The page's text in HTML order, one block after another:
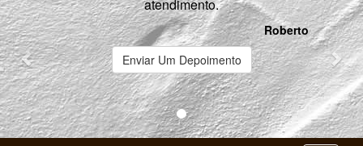
atendimento.
Roberto
Enviar Um Depoimento